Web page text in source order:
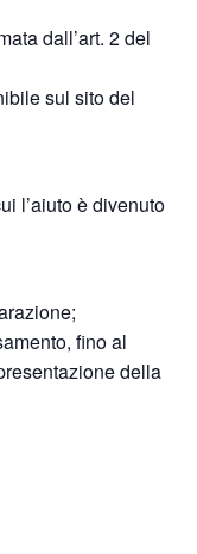
dall’art. 2 del
sul sito del
l’aiuto è divenuto
fino al
della